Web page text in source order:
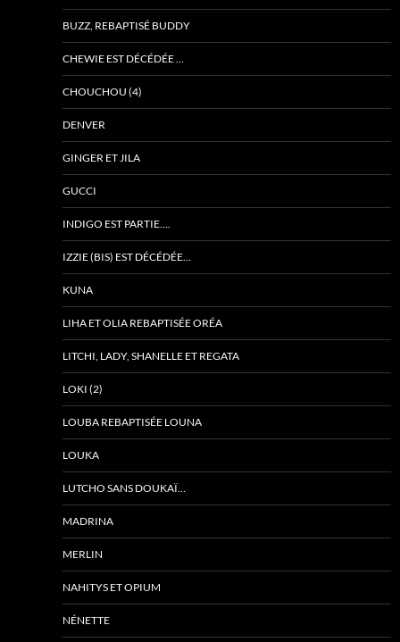
BUZZ, REBAPTISÉ BUDDY
CHEWIE EST DÉCÉDÉE …
CHOUCHOU (4)
DENVER
GINGER ET JILA
GUCCI
INDIGO EST PARTIE….
IZZIE (BIS) EST DÉCÉDÉE…
KUNA
LIHA ET OLIA REBAPTISÉE ORÉA
LITCHI, LADY, SHANELLE ET REGATA
LOKI (2)
LOUBA REBAPTISÉE LOUNA
LOUKA
LUTCHO SANS DOUKAÏ…
MADRINA
MERLIN
NAHITYS ET OPIUM
NÉNETTE